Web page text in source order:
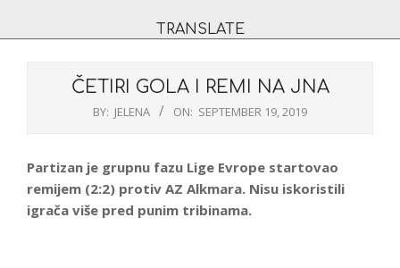
TRANSLATE
ČETIRI GOLA I REMI NA JNA
BY: JELENA ON: SEPTEMBER 19, 2019
Partizan je grupnu fazu Lige Evrope startovao
remijem (2:2) protiv AZ Alkmara. Nisu iskoristili
igrača više pred punim tribinama.